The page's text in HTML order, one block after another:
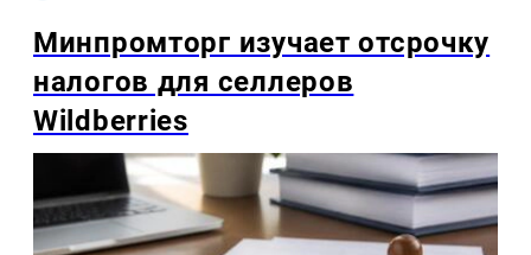
Минпромторг изучает отсрочку
налогов для селлеров
Wildberries